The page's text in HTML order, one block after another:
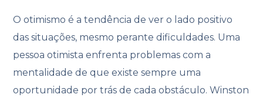
O otimismo é a tendência de ver o lado positivo
das situações, mesmo perante dificuldades. Uma
pessoa otimista enfrenta problemas com a
mentalidade de que existe sempre uma
oportunidade por trás de cada obstáculo. Winston